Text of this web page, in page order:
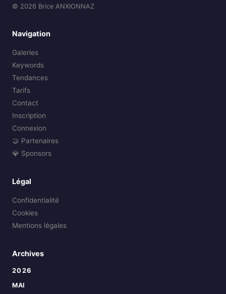
© 2026 Brice ANXIONNAZ
Navigation
Galeries
Keywords
Tendances
Tarifs
Contact
Inscription
Connexion
🤝 Partenaires
💎 Sponsors
Légal
Confidentialité
Cookies
Mentions légales
Archives
2026
MAI